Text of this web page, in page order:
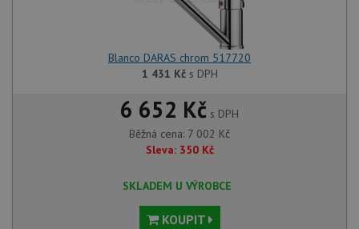
Blanco DARAS chrom 517720
1 431 Kčs DPH
6 652 Kč s DPH
Běžná cena: 7 002 Kč
Sleva: 350 Kč
SKLADEM U VÝROBCE
KOUPIT